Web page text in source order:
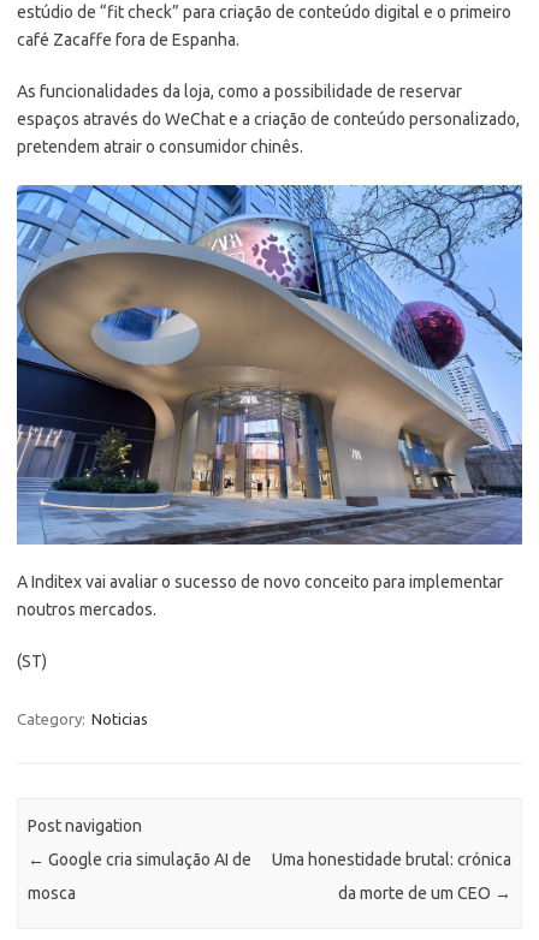
estúdio de “fit check” para criação de conteúdo digital e o primeiro
café Zacaffe fora de Espanha.
As funcionalidades da loja, como a possibilidade de reservar
espaços através do WeChat e a criação de conteúdo personalizado,
pretendem atrair o consumidor chinês.
A Inditex vai avaliar o sucesso de novo conceito para implementar
noutros mercados.
(ST)
Category: Noticias
Post navigation
← Google cria simulação AI de
mosca
Uma honestidade brutal: crónica
da morte de um CEO →